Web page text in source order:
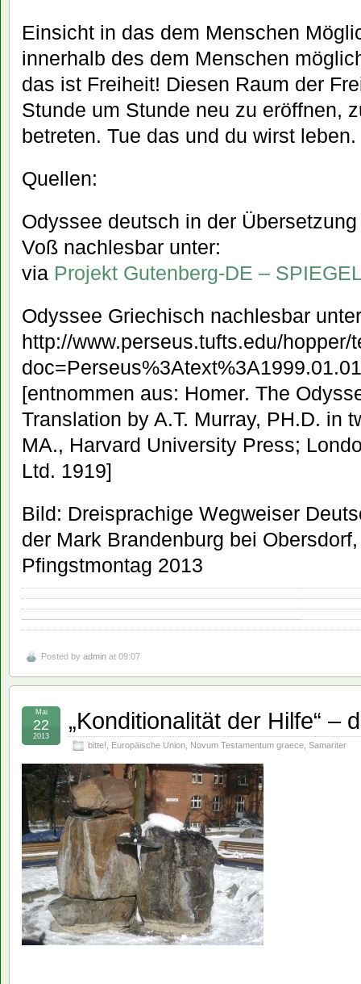
Einsicht in das dem Menschen
innerhalb des dem Menschen
das ist Freiheit! Diesen Raum der
Stunde um Stunde neu zu eröffnen,
betreten. Tue das und du wirst leben.
Quellen:
Odyssee deutsch in der
Voß nachlesbar unter:
via Projekt Gutenberg-DE –
Odyssee Griechisch nachlesbar
http://www.perseus.tufts.edu/hopper/
[entnommen aus: Homer. The
Translation by A.T. Murray, PH.D. in
MA., Harvard University Press;
Ltd. 1919]
Bild: Dreisprachige Wegweiser
der Mark Brandenburg bei
Pfingstmontag 2013
Posted by admin at 09:07
„Konditionalität der Hilfe“ –
bitte! Europäische Union Novum Testamentum graece Samariter
Mai
22
2013